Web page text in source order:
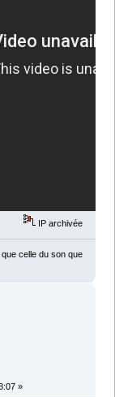
IP archivée
celle du son que
»